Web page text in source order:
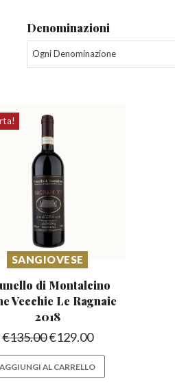
Denominazioni
Ogni Denominazione
SANGIOVESE
di Montalcino
Vecchie Le Ragnaie
2018
€135.00€129.00
AGGIUNGI AL CARRELLO